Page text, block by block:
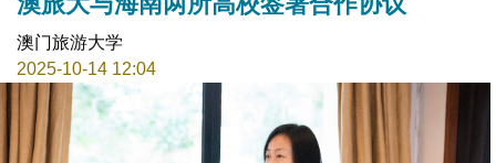
澳门旅游大学
2025-10-14 12:04